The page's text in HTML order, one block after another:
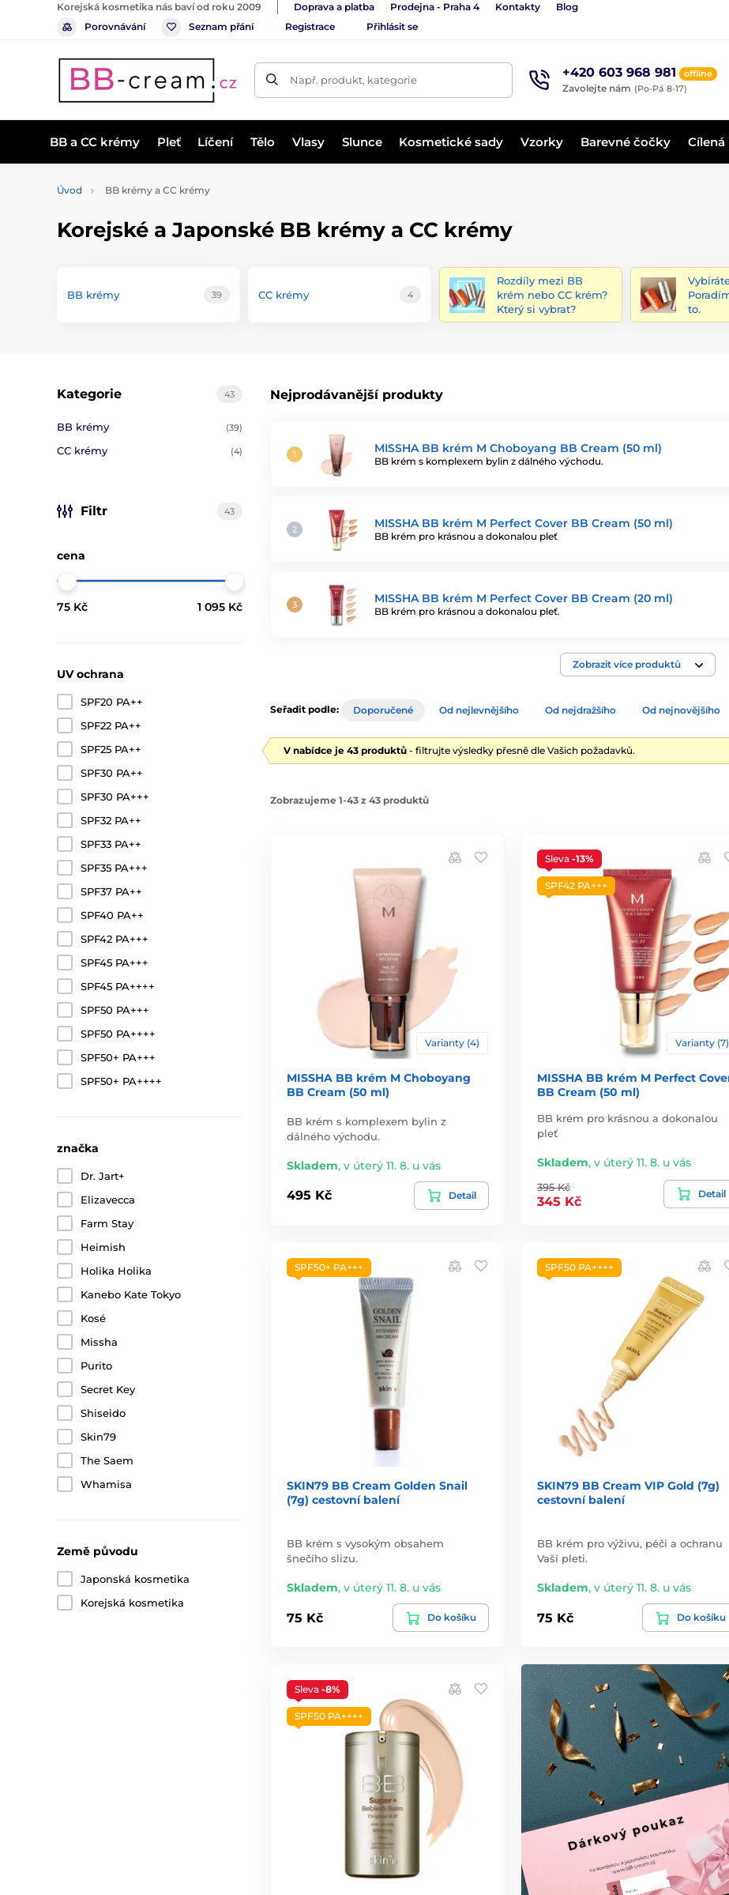
Korejská kosmetika nás baví od roku 2009 Doprava a platba Prodejna - Praha 4 Kontakty Blog
Porovnávání
Seznam přání Registrace Přihlásit se
Např. produkt, kategorie +420 603 968 981 offline
Zavolejte nám (Po-Pá 8-17)
BB a CC krémy Pleť Líčení Tělo Vlasy Slunce Kosmetické sady Vzorky Barevné čočky
Úvod BB krémy a CC krémy
Korejské a Japonské BB krémy a CC krémy
BB krémy 39 CC krémy 4
Rozdíly mezi BB
krém nebo CC krém?
Který si vybrat?
to.
Nejprodávanější produkty
MISSHA BB krém M Choboyang BB Cream (50 ml)
BB krém s komplexem bylin z dálného východu.
MISSHA BB krém M Perfect Cover BB Cream (50 ml)
BB krém pro krásnou a dokonalou pleť
MISSHA BB krém M Perfect Cover BB Cream (20 ml)
BB krém pro krásnou a dokonalou pleť.
Zobrazit více produktů
43
Kategorie
BB krémy (39)
CC krémy (4)
Filtr 43
cena
75 Kč 1 095 Kč
UV ochrana
SPF20 PA++
SPF22 PA++
SPF25 PA++
SPF30 PA++
SPF30 PA+++
SPF32 PA++
SPF33 PA++
SPF35 PA+++
SPF37 PA++
SPF40 PA++
SPF42 PA+++
SPF45 PA+++
SPF45 PA++++
SPF50 PA+++
SPF50 PA++++
SPF50+ PA+++
SPF50+ PA++++
značka
Dr. Jart+
Elizavecca
Farm Stay
Heimish
Holika Holika
Kanebo Kate Tokyo
Kosé
Missha
Purito
Secret Key
Shiseido
Skin79
The Saem
Whamisa
Země původu
Japonská kosmetika
Korejská kosmetika
Seřadit podle: Doporučené Od nejlevnějšího Od nejdražšího Od nejnovějšího
V nabídce je 43 produktů - filtrujte výsledky přesně dle Vašich požadavků.
Zobrazujeme 1-43 z 43 produktů
Varianty (4)
MISSHA BB krém M Choboyang
BB Cream (50 ml)
BB krém s komplexem bylin z
dálného východu.
Skladem, v úterý 11. 8. u vás
495 Kč Detail
Sleva -13%
SPF42 PA+++
Varianty (7)
MISSHA BB krém M Perfect
BB Cream (50 ml)
BB krém pro krásnou a dokonalou
pleť
Skladem, v úterý 11. 8. u vás
395 Kč
345 Kč
Detail
SPF50+ PA+++
SKIN79 BB Cream Golden Snail
(7g) cestovní balení
BB krém s vysokým obsahem
šnečího slizu.
Skladem, v úterý 11. 8. u vás
75 Kč Do košíku
SPF50 PA++++
SKIN79 BB Cream VIP Gold (7g)
cestovní balení
BB krém pro výživu, péči a ochranu
Vaší pleti.
Skladem, v úterý 11. 8. u vás
75 Kč Do košíku
Sleva -8%
SPF50 PA++++